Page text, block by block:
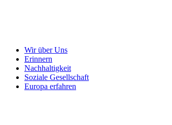
Wir über Uns
Erinnern
Nachhaltigkeit
Soziale Gesellschaft
Europa erfahren